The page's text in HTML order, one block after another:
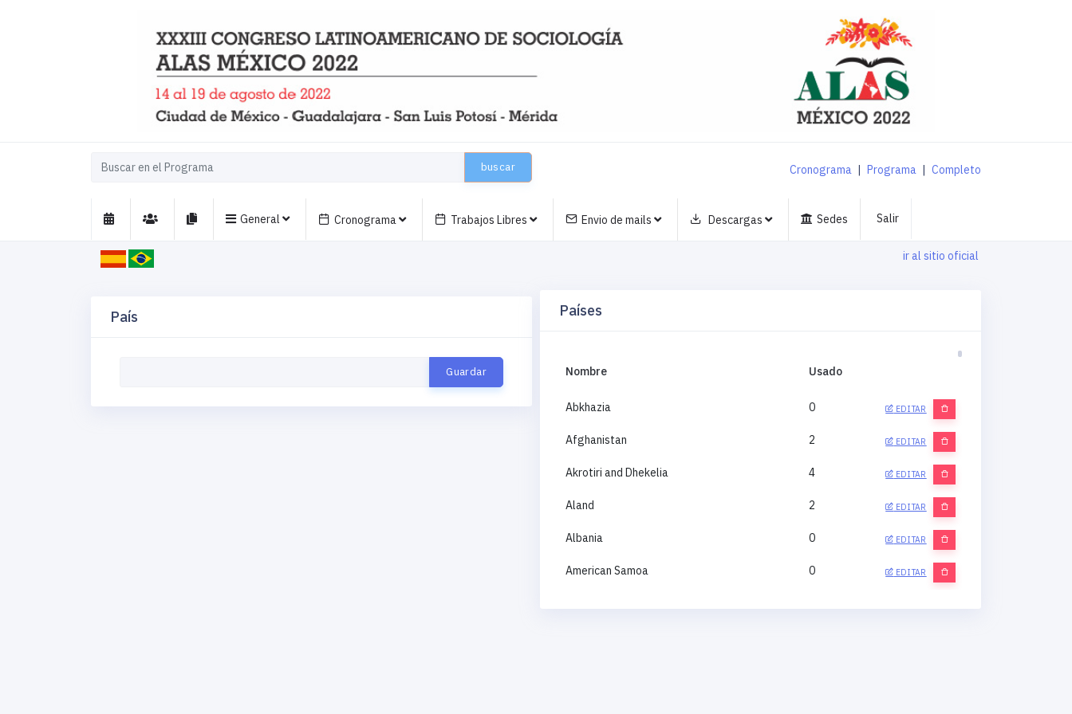
buscar Cronograma | Programa | Completo
General Cronograma Trabajos Libres Envio de mails Descargas Sedes Salir
ir al sitio oficial
País Países
Nombre Usado
Abkhazia 0 EDITAR
Afghanistan 2 EDITAR
Akrotiri and Dhekelia 4 EDITAR
Aland 2 EDITAR
Albania 0 EDITAR
American Samoa 0 EDITAR